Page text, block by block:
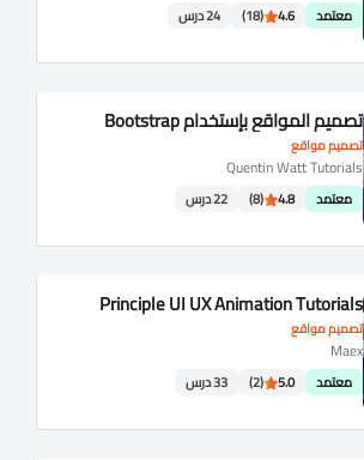
معتمد 4.6
(18) 24 درس
تصميم مواقع
تصميم المواقع بإستخدام Bootstrap
Quentin Watt Tutorials
معتمد 4.8
(8) 22 درس
تصميم مواقع
Principle UI UX Animation Tutorials
Maex
معتمد 5.0
(2) 33 درس